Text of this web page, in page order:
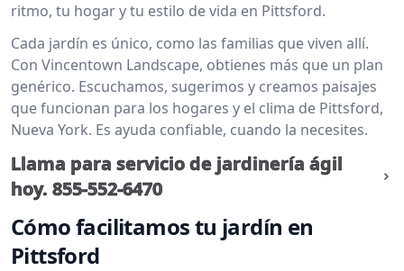
ritmo, tu hogar y tu estilo de vida en Pittsford.
Cada jardín es único, como las familias que viven allí.
Con Vincentown Landscape, obtienes más que un plan
genérico. Escuchamos, sugerimos y creamos paisajes
que funcionan para los hogares y el clima de Pittsford,
Nueva York. Es ayuda confiable, cuando la necesites.
Llama para servicio de jardinería ágil
hoy. 855-552-6470
Cómo facilitamos tu jardín en
Pittsford